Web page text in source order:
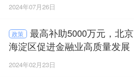
2024年07月26日
政策
最高补助5000万元，北京
海淀区促进金融业高质量发展
2024年02月23日